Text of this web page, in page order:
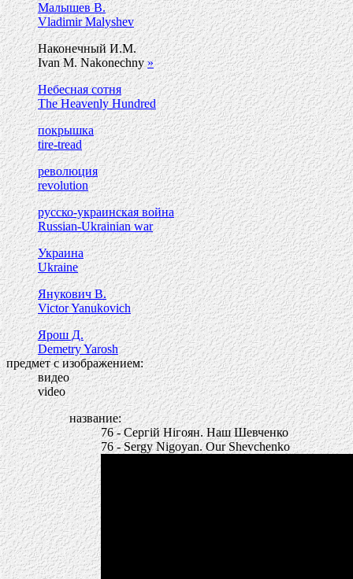
Малышев В.
Vladimir Malyshev
Наконечный И.М.
Ivan M. Nakonechny»
Небесная сотня
The Heavenly Hundred
покрышка
tire-tread
революция
revolution
русско-украинская война
Russian-Ukrainian war
Украина
Ukraine
Янукович В.
Victor Yanukovich
Ярош Д.
Demetry Yarosh
предмет с изображением:
видео
video
название:
76 - Сергій Нігоян. Наш Шевченко
76 - Sergy Nigoyan. Our Shevchenko